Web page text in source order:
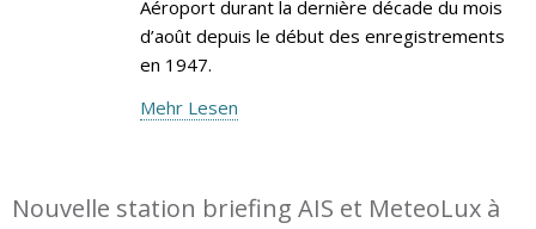
Aéroport durant la dernière décade du mois
d’août depuis le début des enregistrements
en 1947.
Mehr Lesen
Nouvelle station briefing AIS et MeteoLux à